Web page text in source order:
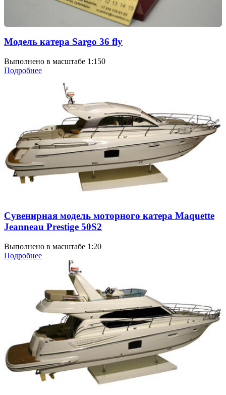
Модель катера Sargo 36 fly
Выполнено в масштабе 1:150
Подробнее
Сувенирная модель моторного катера Maquette
Jeanneau Prestige 50S2
Выполнено в масштабе 1:20
Подробнее